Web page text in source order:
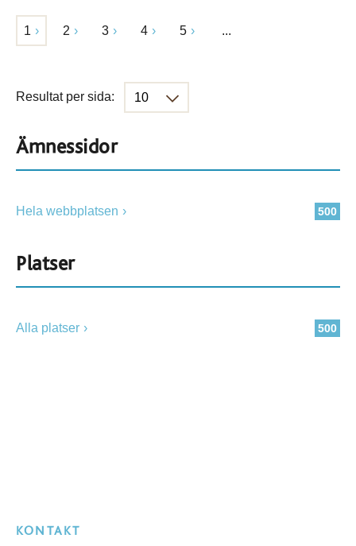
1 2 3 4 5 ...
Resultat per sida:
Ämnessidor
500
Hela webbplatsen
Platser
500
Alla platser
KONTAKT